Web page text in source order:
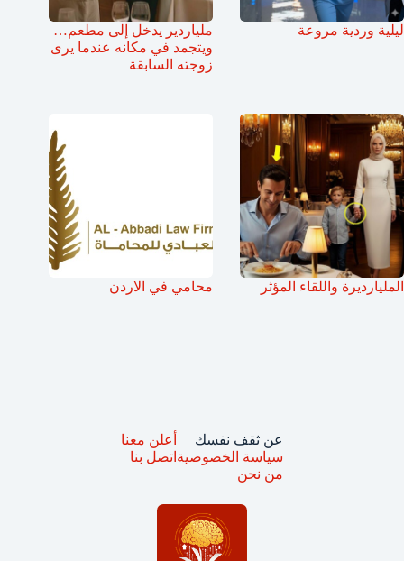
ليلية وردية مروعة
ملياردير يدخل إلى مطعم…
ويتجمد في مكانه عندما يرى
زوجته السابقة
المليارديرة واللقاء المؤثر محامي في الاردن
عن ثقف نفسك
سياسة الخصوصية
من نحن
أعلن معنا
اتصل بنا